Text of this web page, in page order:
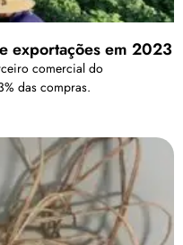
exportações em 2023
comercial do
das compras.